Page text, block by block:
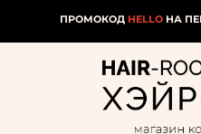
ПРОМОКОД HELLOНА